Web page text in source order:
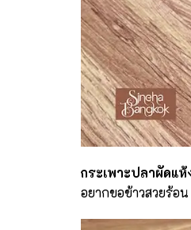
กระเพาะปลาผัดแห้
อยากขอข้าวสวยร้อ